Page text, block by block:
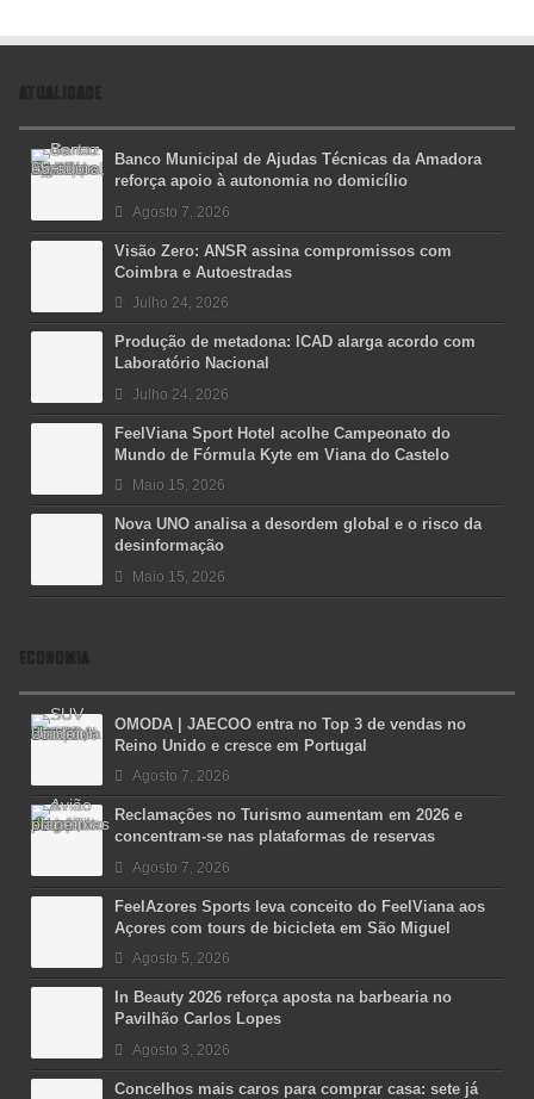
ATUALIDADE
Banco Municipal de Ajudas Técnicas da Amadora
reforça apoio à autonomia no domicílio
Agosto 7, 2026
Visão Zero: ANSR assina compromissos com
Coimbra e Autoestradas
Julho 24, 2026
Produção de metadona: ICAD alarga acordo com
Laboratório Nacional
Julho 24, 2026
FeelViana Sport Hotel acolhe Campeonato do
Mundo de Fórmula Kyte em Viana do Castelo
Maio 15, 2026
Nova UNO analisa a desordem global e o risco da
desinformação
Maio 15, 2026
ECONOMIA
OMODA | JAECOO entra no Top 3 de vendas no
Reino Unido e cresce em Portugal
Agosto 7, 2026
Reclamações no Turismo aumentam em 2026 e
concentram-se nas plataformas de reservas
Agosto 7, 2026
FeelAzores Sports leva conceito do FeelViana aos
Açores com tours de bicicleta em São Miguel
Agosto 5, 2026
In Beauty 2026 reforça aposta na barbearia no
Pavilhão Carlos Lopes
Agosto 3, 2026
Concelhos mais caros para comprar casa: sete já